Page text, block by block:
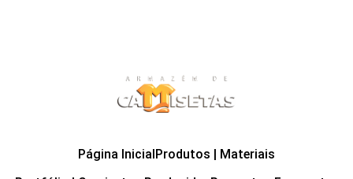
Página InicialProdutos | Materiais